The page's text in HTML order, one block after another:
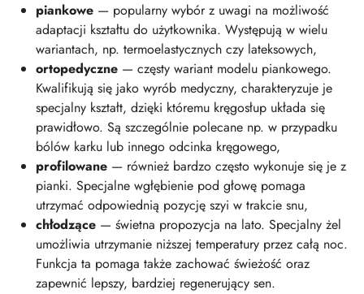
piankowe — popularny wybór z uwagi na możliwość
adaptacji kształtu do użytkownika. Występują w wielu
wariantach, np. termoelastycznych czy lateksowych,
ortopedyczne — częsty wariant modelu piankowego.
Kwalifikują się jako wyrób medyczny, charakteryzuje je
specjalny kształt, dzięki któremu kręgosłup układa się
prawidłowo. Są szczególnie polecane np. w przypadku
bólów karku lub innego odcinka kręgowego,
profilowane — również bardzo często wykonuje się je z
pianki. Specjalne wgłębienie pod głowę pomaga
utrzymać odpowiednią pozycję szyi w trakcie snu,
chłodzące — świetna propozycja na lato. Specjalny żel
umożliwia utrzymanie niższej temperatury przez całą noc.
Funkcja ta pomaga także zachować świeżość oraz
zapewnić lepszy, bardziej regenerujący sen.